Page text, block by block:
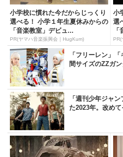
小学校に慣れた今だからじっくり
選べる！ 小学１年生夏休みからの
「音楽教室」デビュ...
PR(ヤマハ音楽振興会｜HugKum)
小
選
PR(
「フリーレン」
間サイズのZZガ
「週刊少年ジャ
た2023年。改め